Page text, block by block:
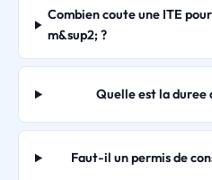
Combien coute une ITE
m&sup2; ?
Quelle est la duree
Faut-il un permis de